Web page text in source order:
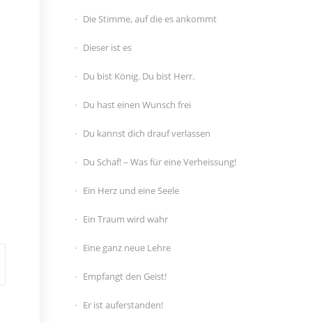
Die Stimme, auf die es ankommt
Dieser ist es
Du bist König. Du bist Herr.
Du hast einen Wunsch frei
Du kannst dich drauf verlassen
Du Schaf! – Was für eine Verheissung!
Ein Herz und eine Seele
Ein Traum wird wahr
Eine ganz neue Lehre
Empfangt den Geist!
Er ist auferstanden!